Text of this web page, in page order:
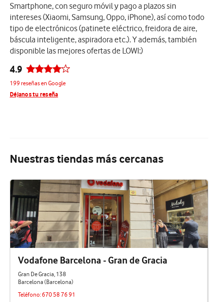
Smartphone, con seguro móvil y pago a plazos sin
intereses (Xiaomi, Samsung, Oppo, iPhone), así como todo
tipo de electrónicos (patinete eléctrico, freidora de aire,
báscula inteligente, aspiradora etc.). Y además, también
disponible las mejores ofertas de LOWI:)
4.9
199 reseñas en Google
Déjanos tu reseña
Nuestras tiendas más cercanas
Vodafone Barcelona - Gran de Gracia
Gran De Gracia, 138
Barcelona (Barcelona)
Teléfono:670 58 76 91